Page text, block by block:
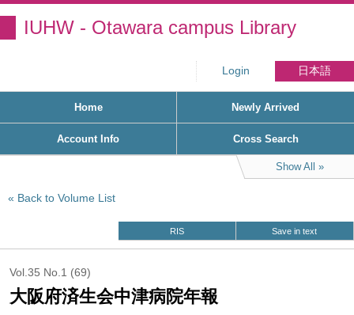
IUHW - Otawara campus Library
Login 日本語
Home Newly Arrived
Account Info Cross Search
Show All
Back to Volume List
RIS Save in text
Vol.35 No.1 (69)
大阪府済生会中津病院年報